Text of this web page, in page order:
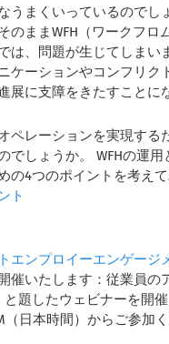
うまくいっているのでし
のままWFH（ワークフロ
は、問題が生じてしまい
ケーションやコンフリク
展に支障をきたすことに
ペレーションを実現する
でしょうか。 WFHの運用
の4つのポイントを考えて
ト
エンプロイーエンゲージ
催いたします：従業員の
題したウェビナーを開
（日本時間）からご参加く